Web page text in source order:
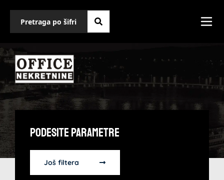
Podesite Parametre
Još filtera